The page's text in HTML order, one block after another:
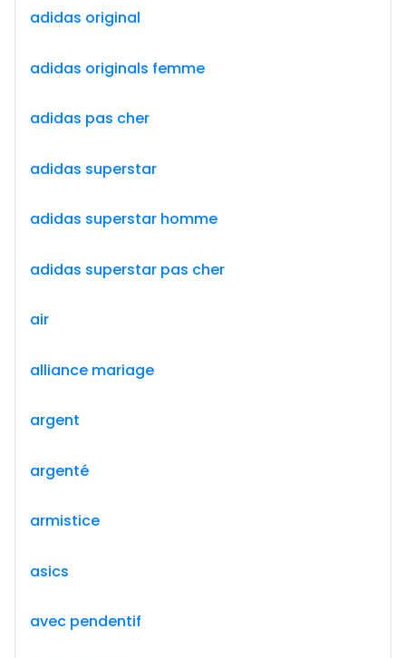
adidas original
adidas originals femme
adidas pas cher
adidas superstar
adidas superstar homme
adidas superstar pas cher
air
alliance mariage
argent
argenté
armistice
asics
avec pendentif